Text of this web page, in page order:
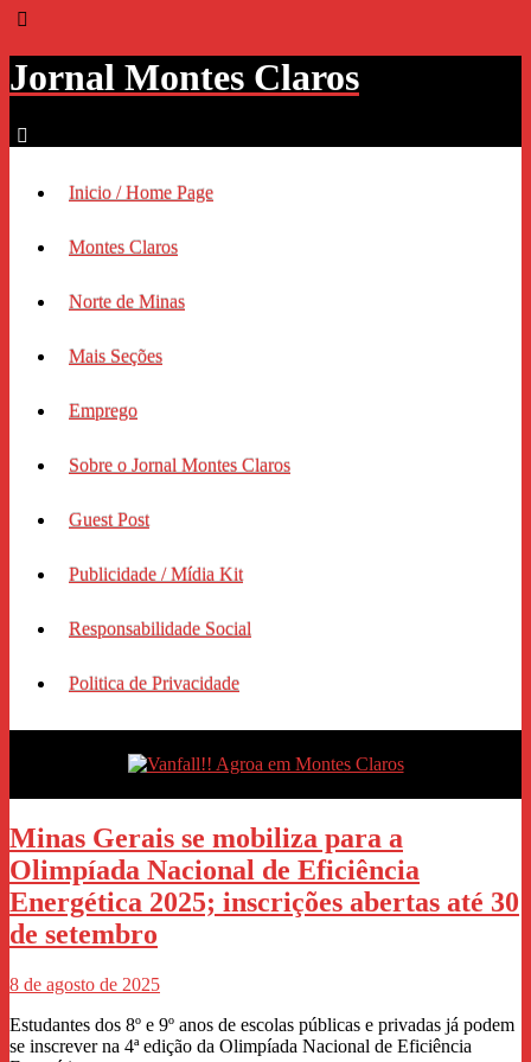
Jornal Montes Claros
Inicio / Home Page
Montes Claros
Norte de Minas
Mais Seções
Emprego
Sobre o Jornal Montes Claros
Guest Post
Publicidade / Mídia Kit
Responsabilidade Social
Politica de Privacidade
Minas Gerais se mobiliza para a
Olimpíada Nacional de Eficiência
Energética 2025; inscrições abertas até 30
de setembro
8 de agosto de 2025
Estudantes dos 8º e 9º anos de escolas públicas e privadas já podem
se inscrever na 4ª edição da Olimpíada Nacional de Eficiência